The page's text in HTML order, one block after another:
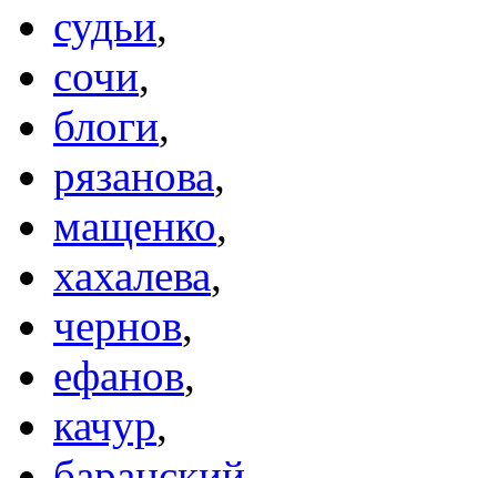
судьи,
сочи,
блоги,
рязанова,
мащенко,
хахалева,
чернов,
ефанов,
качур,